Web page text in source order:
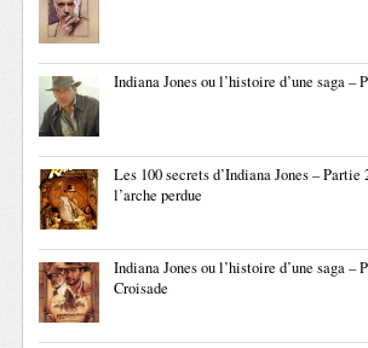
Indiana Jones ou l’histoire d’une saga –
Les 100 secrets d’Indiana Jones –
l’arche perdue
Indiana Jones ou l’histoire d’une saga –
Croisade